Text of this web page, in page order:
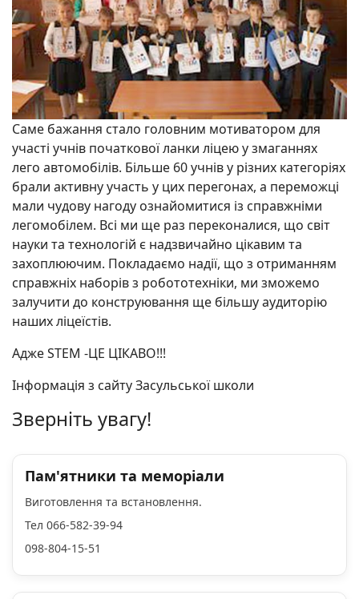
Саме бажання стало головним мотиватором для
участі учнів початкової ланки ліцею у змаганнях
лего автомобілів. Більше 60 учнів у різних категоріях
брали активну участь у цих перегонах, а переможці
мали чудову нагоду ознайомитися із справжніми
легомобілем. Всі ми ще раз переконалися, що світ
науки та технологій є надзвичайно цікавим та
захоплюючим. Покладаємо надії, що з отриманням
справжніх наборів з робототехніки, ми зможемо
залучити до конструювання ще більшу аудиторію
наших ліцеїстів.
Адже STEM -ЦЕ ЦІКАВО!!!
Інформація з сайту Засульської школи
Зверніть увагу!
Пам'ятники та меморіали
Виготовлення та встановлення.
Тел 066-582-39-94
098-804-15-51